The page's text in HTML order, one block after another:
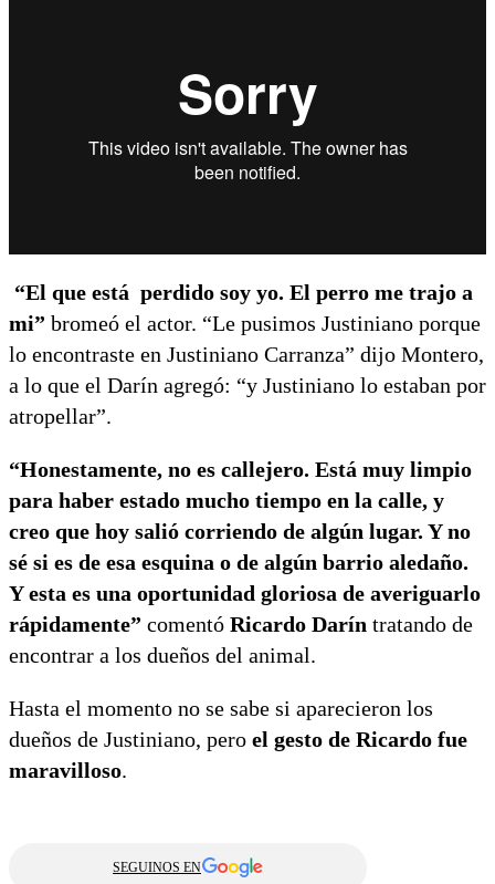
“El que está perdido soy yo. El perro me trajo a
mi” bromeó el actor. “Le pusimos Justiniano porque
lo encontraste en Justiniano Carranza” dijo Montero,
a lo que el Darín agregó: “y Justiniano lo estaban por
atropellar”.
“Honestamente, no es callejero. Está muy limpio
para haber estado mucho tiempo en la calle, y
creo que hoy salió corriendo de algún lugar. Y no
sé si es de esa esquina o de algún barrio aledaño.
Y esta es una oportunidad gloriosa de averiguarlo
rápidamente” comentó Ricardo Darín tratando de
encontrar a los dueños del animal.
Hasta el momento no se sabe si aparecieron los
dueños de Justiniano, pero el gesto de Ricardo fue
maravilloso.
SEGUINOS EN